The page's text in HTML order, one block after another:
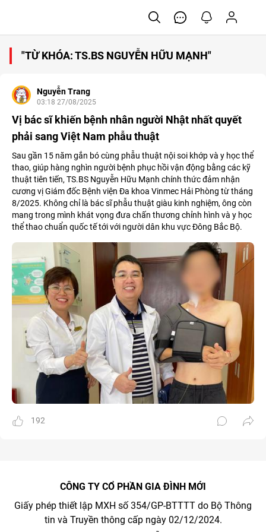
"TỪ KHÓA: TS.BS NGUYỄN HỮU MẠNH"
Nguyễn Trang
03:18 27/08/2025
Vị bác sĩ khiến bệnh nhân người Nhật nhất quyết
phải sang Việt Nam phẫu thuật
Sau gần 15 năm gắn bó cùng phẫu thuật nội soi khớp và y học thể
thao, giúp hàng nghìn người bệnh phục hồi vận động bằng các kỹ
thuật tiên tiến, TS.BS Nguyễn Hữu Mạnh chính thức đảm nhận
cương vị Giám đốc Bệnh viện Đa khoa Vinmec Hải Phòng từ tháng
8/2025. Không chỉ là bác sĩ phẫu thuật giàu kinh nghiệm, ông còn
mang trong mình khát vọng đưa chấn thương chỉnh hình và y học
thể thao chuẩn quốc tế tới với người dân khu vực Đông Bắc Bộ.
192
CÔNG TY CỔ PHẦN GIA ĐÌNH MỚI
Giấy phép thiết lập MXH số 354/GP-BTTTT do Bộ Thông
tin và Truyền thông cấp ngày 02/12/2024.